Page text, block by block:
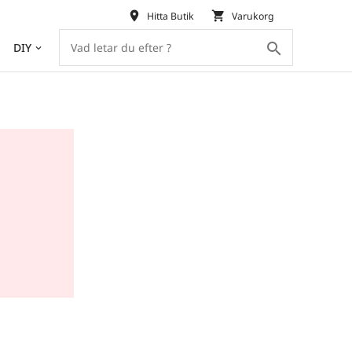
DIY keyboard_arrow_down search
place Hitta Butik shopping_cart Varukorg